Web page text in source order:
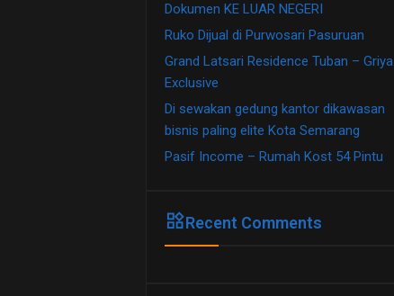
Dokumen KE LUAR NEGERI
Ruko Dijual di Purwosari Pasuruan
Grand Latsari Residence Tuban – Griya
Exclusive
Di sewakan gedung kantor dikawasan
bisnis paling elite Kota Semarang
Pasif Income – Rumah Kost 54 Pintu
widgetsRecent Comments